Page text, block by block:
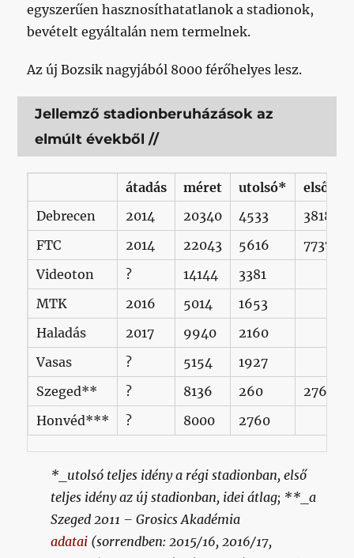
egyszerűen hasznosíthatatlanok a stadionok,
bevételt egyáltalán nem termelnek.
Az új Bozsik nagyjából 8000 férőhelyes lesz.
Jellemző stadionberuházások az
elmúlt évekből //
átadás méret utolsó* első
Debrecen
2014 20340 4533 3818
FTC
2014 22043 5616 7737
Videoton
? 14144 3381
MTK
2016 5014 1653
Haladás
2017 9940 2160
Vasas
? 5154 1927
Szeged**
? 8136 260 276
Honvéd***
? 8000 2760
*_utolsó teljes idény a régi stadionban, első
teljes idény az új stadionban, idei átlag; **_a
Szeged 2011 – Grosics Akadémia
adatai (sorrendben: 2015/16, 2016/17,